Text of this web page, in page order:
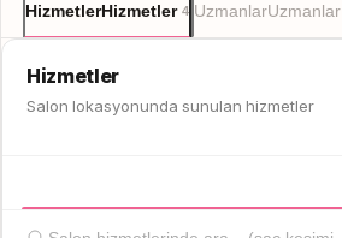
HizmetlerHizmetler 4 UzmanlarUzmanlar
Hizmetler
Salon lokasyonunda sunulan hizmetler